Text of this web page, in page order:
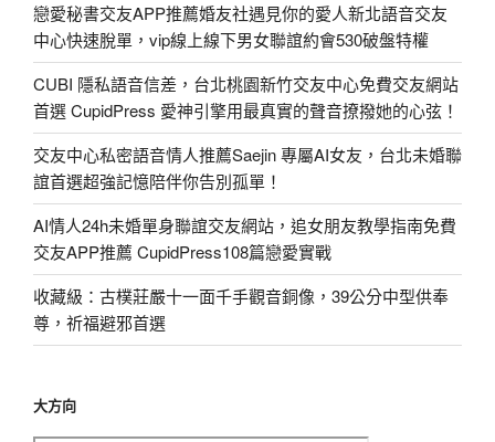
戀愛秘書交友APP推薦婚友社遇見你的愛人新北語音交友
中心快速脫單，vip線上線下男女聯誼約會530破盤特權
CUBI 隱私語音信差，台北桃園新竹交友中心免費交友網站
首選 CupidPress 愛神引擎用最真實的聲音撩撥她的心弦！
交友中心私密語音情人推薦Saejin 專屬AI女友，台北未婚聯
誼首選超強記憶陪伴你告別孤單！
AI情人24h未婚單身聯誼交友網站，追女朋友教學指南免費
交友APP推薦 CupidPress108篇戀愛實戰
收藏級：古樸莊嚴十一面千手觀音銅像，39公分中型供奉
尊，祈福避邪首選
大方向